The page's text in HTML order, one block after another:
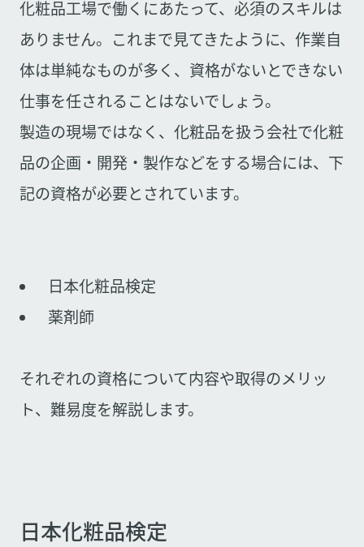
化粧品工場で働くにあたって、必須のスキルは
ありません。これまで見てきたように、作業自
体は単純なものが多く、資格がないとできない
仕事を任されることはないでしょう。
製造の現場ではなく、化粧品を扱う会社で化粧
品の企画・開発・製作などをする場合には、下
記の資格が必要とされています。
日本化粧品検定
薬剤師
それぞれの資格について内容や取得のメリッ
ト、難易度を解説します。
日本化粧品検定